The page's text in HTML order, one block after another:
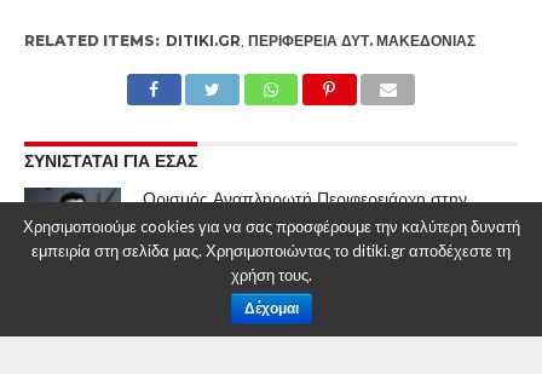
RELATED ITEMS: DITIKI.GR ΠΕΡΙΦΈΡΕΙΑ ΔΥΤ. ΜΑΚΕΔΟΝΊΑΣ
ΣΥΝΙΣΤΑΤΑΙ ΓΙΑ ΕΣΑΣ
Ορισμός Αναπληρωτή Περιφερειάρχη στην
Περιφέρεια Δυτικής Μακεδονίας
Ορισμός Αντιπεριφερειάρχη στην Περιφέρεια
Χρησιμοποιούμε cookies για να σας προσφέρουμε την καλύτερη δυνατή
εμπειρία στη σελίδα μας. Χρησιμοποιώντας το ditiki.gr αποδέχεστε τη
χρήση τους.
Δέχομαι